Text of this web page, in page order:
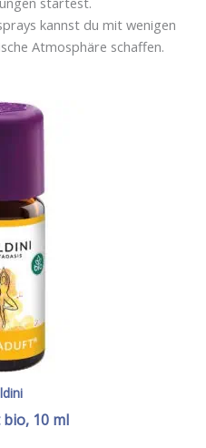
kannst du mit wenigen
Atmosphäre schaffen.
10 ml